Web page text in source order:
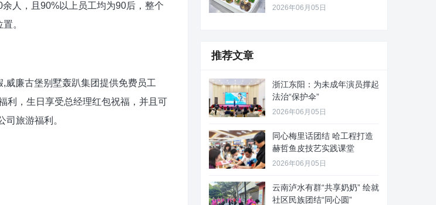
人，且90%以上员工均为90后，整个
。
廉古堡别墅轰趴集团提供免费员工
利，生日享受总经理红包祝福，并且可
旅游福利。
2026年06月05日
推荐文章
浙江东阳：为未成年演员撑起
法治“保护伞”
2026年06月05日
同心梅里话团结 哈工程打造
赫哲鱼皮技艺实践课堂
2026年06月05日
云南泸水有群“共享奶奶” 绘就
社区民族团结“同心圆”